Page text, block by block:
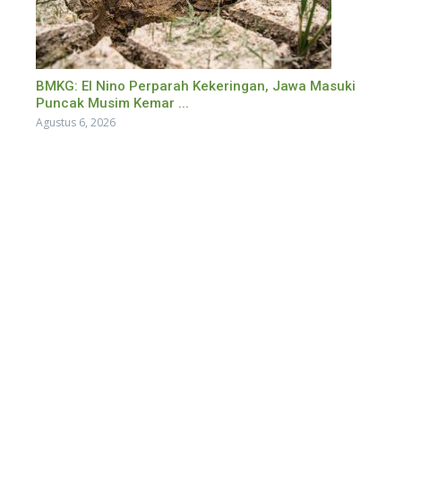
BMKG: El Nino Perparah Kekeringan, Jawa Masuki
Puncak Musim Kemar ...
Agustus 6, 2026